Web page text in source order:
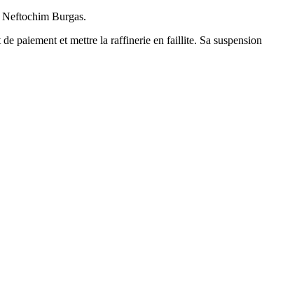
Burgas.
paiement et mettre la raffinerie en faillite. Sa suspension